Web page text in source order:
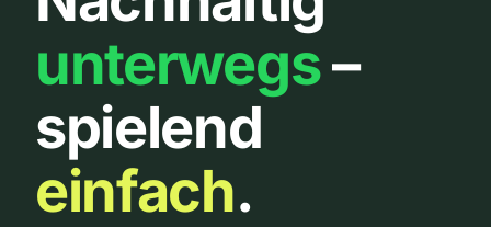
Über uns
Urbanlist
unterwegs–
spielend
einfach.